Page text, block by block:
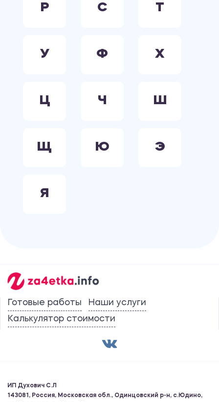
Р С Т
У Ф Х
Ц Ч Ш
Щ Ю Э
Я
Готовые работы
Наши услуги
Калькулятор стоимости
ИП Духович С.Л
143081, Россия, Московская обл., Одинцовский р-н, с.Юдино,